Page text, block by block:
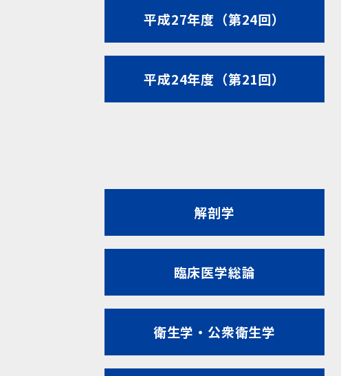
平成27年度（第24回）
平成24年度（第21回）
解剖学
臨床医学総論
衛生学・公衆衛生学